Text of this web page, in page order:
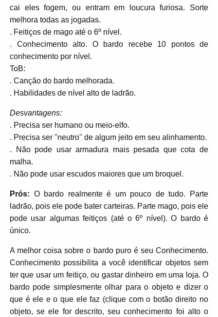
cai eles fogem, ou entram em loucura furiosa. Sorte
melhora todas as jogadas.
. Feitiços de mago até o 6º nível.
. Conhecimento alto. O bardo recebe 10 pontos de
conhecimento por nível.
ToB:
. Canção do bardo melhorada.
. Habilidades de nível alto de ladrão.
Desvantagens:
. Precisa ser humano ou meio-elfo.
. Precisa ser "neutro" de algum jeito em seu alinhamento.
. Não pode usar armadura mais pesada que cota de
malha.
. Não pode usar escudos maiores que um broquel.
Prós: O bardo realmente é um pouco de tudo. Parte
ladrão, pois ele pode bater carteiras. Parte mago, pois ele
pode usar algumas feitiços (até o 6º nível). O bardo é
único.
A melhor coisa sobre o bardo puro é seu Conhecimento.
Conhecimento possibilita a você identificar objetos sem
ter que usar um feitiço, ou gastar dinheiro em uma loja. O
bardo pode simplesmente olhar para o objeto e dizer o
que é ele e o que ele faz (clique com o botão direito no
objeto, se ele for descrito, seu conhecimento foi alto o